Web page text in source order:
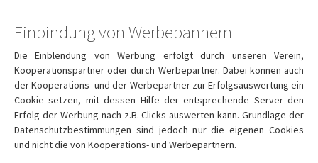
Einbindung von Werbebannern
Die Einblendung von Werbung erfolgt durch unseren Verein,
Kooperationspartner oder durch Werbepartner. Dabei können auch
der Kooperations- und der Werbepartner zur Erfolgsauswertung ein
Cookie setzen, mit dessen Hilfe der entsprechende Server den
Erfolg der Werbung nach z.B. Clicks auswerten kann. Grundlage der
Datenschutzbestimmungen sind jedoch nur die eigenen Cookies
und nicht die von Kooperations- und Werbepartnern.